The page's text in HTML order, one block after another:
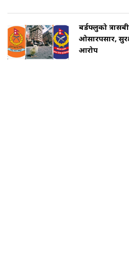
बर्डफ्लुको
ओसारपसार,
आरोप